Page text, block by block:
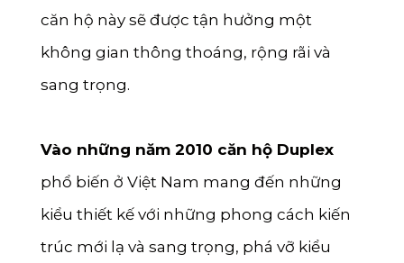
căn hộ này sẽ được tận hưởng một
không gian thông thoáng, rộng rãi và
sang trọng.
Vào những năm 2010 căn hộ Duplex
phổ biến ở Việt Nam mang đến những
kiểu thiết kế với những phong cách kiến
trúc mới lạ và sang trọng, phá vỡ kiểu